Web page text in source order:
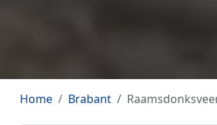
Home Brabant